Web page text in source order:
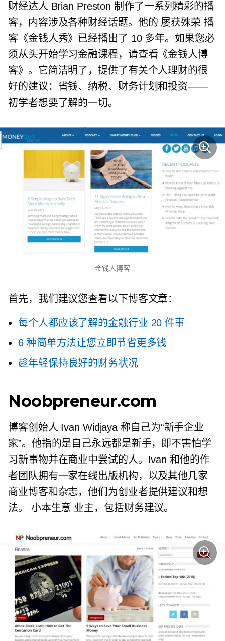
财经达人 Brian Preston 制作了一系列精彩的播
客，内容涉及各种财经话题。他的 屡获殊荣 播
客《金钱人秀》已经播出了 10 多年。如果您必
须从头开始学习金融课程，请查看《金钱人博
客》。它简洁明了，提供了有关个人理财的很
好的建议：省钱、纳税、财务计划和投资——
初学者想要了解的一切。
金钱人博客
首先，我们建议您查看以下博客文章：
每个人都应该了解的金融行业 20 件事
6 种简单方法让您立即节省更多钱
趁年轻保持良好的财务状况
Noobpreneur.com
博客创始人 Ivan Widjaya 称自己为“新手企业
家”。他指的是自己永远都是新手，即不害怕学
习新事物并在商业中尝试的人。Ivan 和他的作
者团队拥有一家在线出版机构，以及其他几家
商业博客和杂志，他们为创业者提供建议和想
法。 小本生意 业主，包括财务建议。